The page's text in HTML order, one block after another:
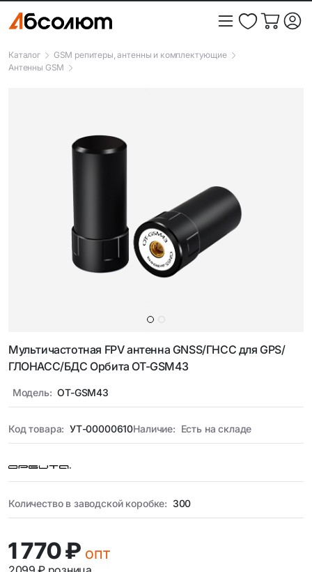
Каталог
GSM репитеры, антенны и комплектующие
Антенны GSM
Мультичастотная FPV антенна GNSS/ГНСС для GPS/
ГЛОНАСС/БДС Орбита OT-GSM43
Модель:OT-GSM43
Код товара: УТ-00000610Наличие: Есть на складе
Количество в заводской коробке: 300
1 770 ₽ опт